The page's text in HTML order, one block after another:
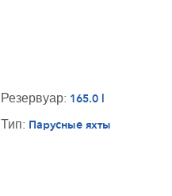
Резервуар: 165.0 l
Тип: Парусные яхты